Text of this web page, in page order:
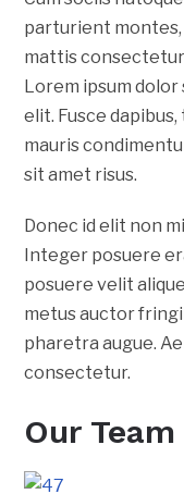
parturient montes,
mattis
Lorem ipsum
elit. Fusce
mauris
sit amet risus.
Donec id elit non
Integer posuere
posuere velit
metus auctor
pharetra augue.
consectetur.
Our Team